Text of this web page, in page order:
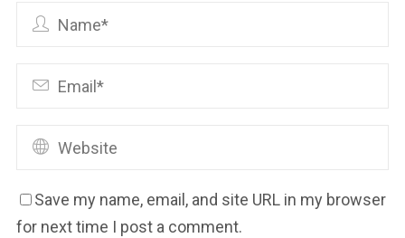
Save my name, email, and site URL in my browser
for next time I post a comment.